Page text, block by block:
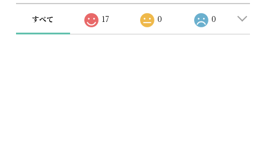
すべて 17 0 0